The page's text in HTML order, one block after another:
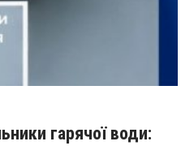
гарячої води: